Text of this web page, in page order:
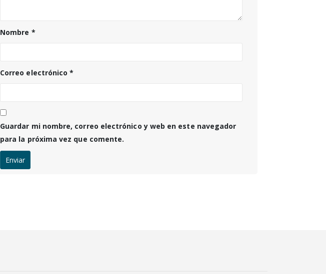
Nombre *
Correo electrónico*
Guardar mi nombre, correo electrónico y web en este navegador
para la próxima vez que comente.